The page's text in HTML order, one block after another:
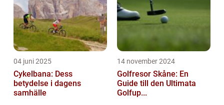
04 juni 2025
Cykelbana: Dess
betydelse i dagens
samhälle
14 november 2024
Golfresor Skåne: En
Guide till den Ultimata
Golfup...